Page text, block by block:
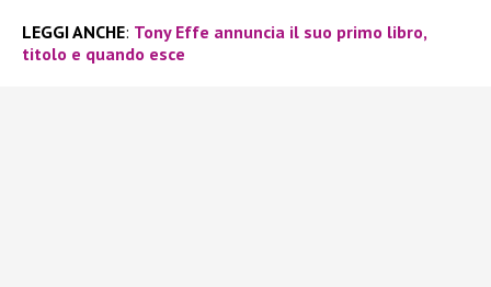
LEGGI ANCHE: Tony Effe annuncia il suo primo libro,
titolo e quando esce